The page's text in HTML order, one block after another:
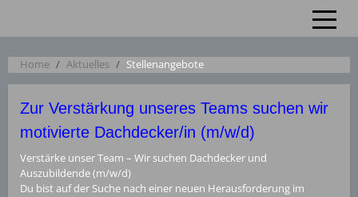
Off-
Home Aktuelles Stellenangebote
Zur Verstärkung unseres Teams suchen wir
motivierte Dachdecker/in (m/w/d)
Verstärke unser Team – Wir suchen Dachdecker und
Auszubildende (m/w/d)
Du bist auf der Suche nach einer neuen Herausforderung im